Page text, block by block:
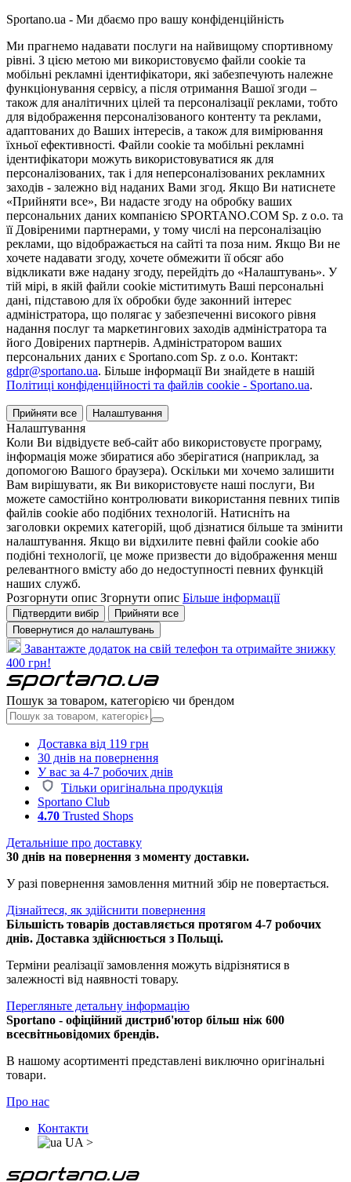
Sportano.ua - Ми дбаємо про вашу конфіденційність
Ми прагнемо надавати послуги на найвищому спортивному
рівні. З цією метою ми використовуємо файли cookie та
мобільні рекламні ідентифікатори, які забезпечують належне
функціонування сервісу, а після отримання Вашої згоди –
також для аналітичних цілей та персоналізації реклами, тобто
для відображення персоналізованого контенту та реклами,
адаптованих до Ваших інтересів, а також для вимірювання
їхньої ефективності. Файли cookie та мобільні рекламні
ідентифікатори можуть використовуватися як для
персоналізованих, так і для неперсоналізованих рекламних
заходів - залежно від наданих Вами згод. Якщо Ви натиснете
«Прийняти все», Ви надасте згоду на обробку ваших
персональних даних компанією SPORTANO.COM Sp. z o.o. та
її Довіреними партнерами, у тому числі на персоналізацію
реклами, що відображається на сайті та поза ним. Якщо Ви не
хочете надавати згоду, хочете обмежити її обсяг або
відкликати вже надану згоду, перейдіть до «Налаштувань». У
тій мірі, в якій файли cookie міститимуть Ваші персональні
дані, підставою для їх обробки буде законний інтерес
адміністратора, що полягає у забезпеченні високого рівня
надання послуг та маркетингових заходів адміністратора та
його Довірених партнерів. Адміністратором ваших
персональних даних є Sportano.com Sp. z o.o. Контакт:
gdpr@sportano.ua. Більше інформації Ви знайдете в нашій
Політиці конфіденційності та файлів cookie - Sportano.ua.
Прийняти все Налаштування
Налаштування
Коли Ви відвідуєте веб-сайт або використовуєте програму,
інформація може збиратися або зберігатися (наприклад, за
допомогою Вашого браузера). Оскільки ми хочемо залишити
Вам вирішувати, як Ви використовуєте наші послуги, Ви
можете самостійно контролювати використання певних типів
файлів cookie або подібних технологій. Натисніть на
заголовки окремих категорій, щоб дізнатися більше та змінити
налаштування. Якщо ви відхилите певні файли cookie або
подібні технології, це може призвести до відображення менш
релевантного вмісту або до недоступності певних функцій
наших служб.
Розгорнути опис Згорнути опис Більше інформації
Підтвердити вибір
Прийняти все
Повернутися до налаштувань
Завантажте додаток на свій телефон та отримайте знижку
400 грн!
Пошук за товаром, категорією чи брендом
Доставка від 119 грн
30 днів на повернення
У вас за 4-7 робочих днів
Тільки оригінальна продукція
Sportano Club
4.70 Trusted Shops
Детальніше про доставку
30 днів на повернення з моменту доставки.
У разі повернення замовлення митний збір не повертається.
Дізнайтеся, як здійснити повернення
Більшість товарів доставляється протягом 4-7 робочих
днів. Доставка здійснюється з Польщі.
Терміни реалізації замовлення можуть відрізнятися в
залежності від наявності товару.
Перегляньте детальну інформацію
Sportano - офіційний дистриб'ютор більш ніж 600
всесвітньовідомих брендів.
В нашому асортименті представлені виключно оригінальні
товари.
Про нас
Контакти
UA >